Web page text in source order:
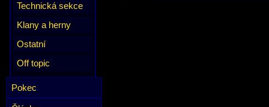
Technická sekce
Klany a herny
Ostatní
Off topic
Pokec